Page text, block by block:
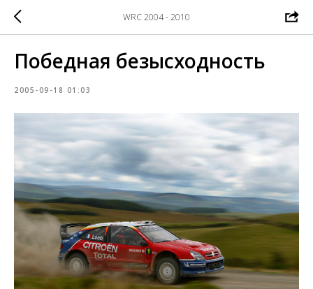
WRC 2004 - 2010
Победная безысходность
2005-09-18 01:03